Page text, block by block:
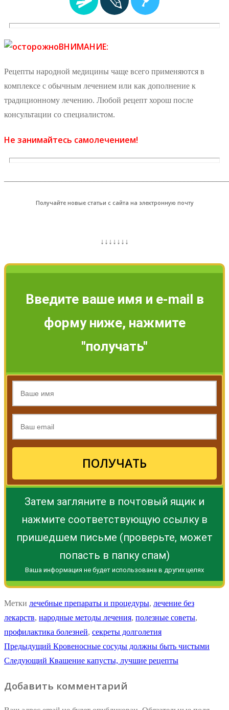
ВНИМАНИЕ:
Рецепты народной медицины чаще всего применяются в
комплексе с обычным лечением или как дополнение к
традиционному лечению. Любой рецепт хорош после
консультации со специалистом.
Не занимайтесь самолечением!
Получайте новые статьи с сайта на электронную почту
↓↓↓↓↓↓↓
Введите ваше имя и e-mail в
форму ниже, нажмите
"получать"
ПОЛУЧАТЬ
Затем загляните в почтовый ящик и
нажмите соответствующую ссылку в
пришедшем письме (проверьте, может
попасть в папку спам)
Ваша информация не будет использована в других целях
Метки лечебные препараты и процедуры, лечение без
лекарств, народные методы лечения, полезные советы,
профилактика болезней, секреты долголетия
Навигация
по
записям
Предыдущий Предыдущая
запись:
Кровеносные сосуды должны быть чистыми
Следующий Следующая
Квашение капусты, лучшие рецепты
Добавить комментарий